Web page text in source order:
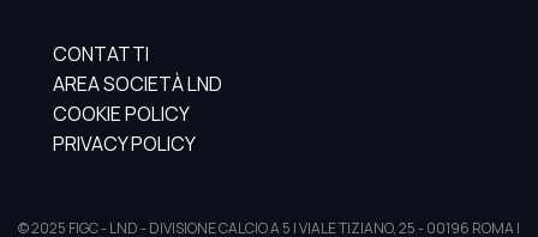
CONTATTI
AREA SOCIETÀ LND
COOKIE POLICY
PRIVACY POLICY
© 2025 FIGC - LND - DIVISIONE CALCIO A 5 | VIALE TIZIANO, 25 - 00196 ROMA |